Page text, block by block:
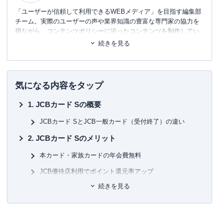
「ユーザーが信頼して利用できるWEBメディア」を目指す編集部
チーム。実際のユーザーの声や業界知識の豊富な専門家の協力を
得ながら、コンテンツポリシーに沿ったコンテンツを制作してい
ます。暮らしに関するトピックを中心に、読者の「まよい」を解
■書籍
初心者でもわかる！お金に関するアレコレの選び方BOOK
KTAA団体シルバー認証マーク
有料職業紹介事業 （厚生労働大臣許可・
続きを見る
気になる内容をタップ
JCBカード Sの概要
JCBカード SとJCB一般カード（受付終了）の違い
JCBカード Sのメリット
本カード・家族カードの年会費無料
JCB優待店利用でポイント還元率アップ
旅行・出張、レジャー、日常生活などあらゆる用途やシ
続きを見る